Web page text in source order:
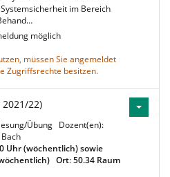
im Bereich
möglich
müssen Sie angemeldet
Zugriffsrechte besitzen.
2021/22)
Übung Dozent(en):
Uhr (wöchentlich) sowie
Ort:50.34 Raum